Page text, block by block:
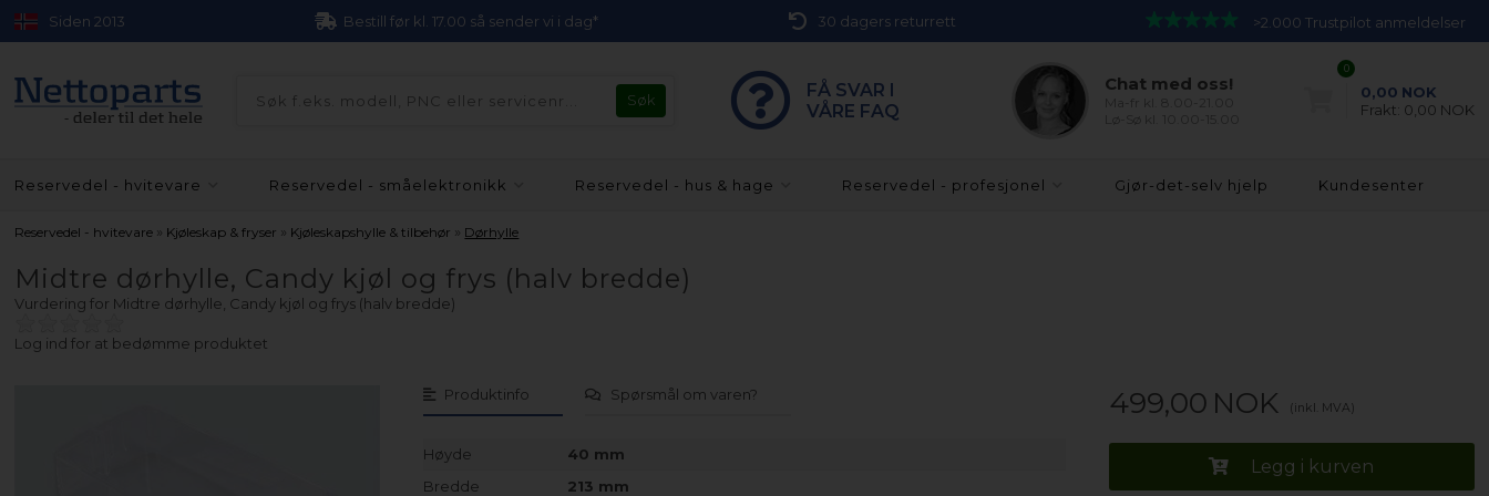
Siden 2013 Bestill før kl. 17.00 så sender vi i dag* 30 dagers returrett >2.000 Trustpilot anmeldelser
FÅ SVAR I
VÅRE FAQ
Chat med oss!
0
0,00 NOK
Frakt: 0,00 NOK
Reservedel - hvitevare Reservedel - småelektronikk Reservedel - hus & hage Reservedel - profesjonel Gjør-det-selv hjelp Kundesenter
Reservedel - hvitevare » Kjøleskap & fryser » Kjøleskapshylle & tilbehør » Dørhylle
Midtre dørhylle, Candy kjøl og frys (halv bredde)
Vurdering for Midtre dørhylle, Candy kjøl og frys (halv bredde)
Log ind for at bedømme produktet
Produktinfo Spørsmål om varen?
Høyde
40 mm
Bredde
213 mm
499,00 NOK (inkl. MVA)
Legg i kurven